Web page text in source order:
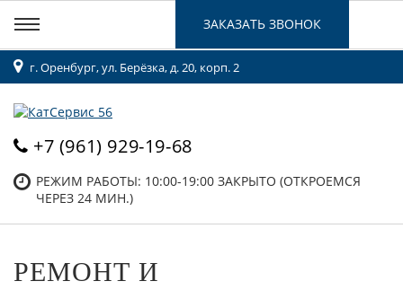
г. Оренбург, ул. Берёзка, д. 20, корп. 2
+7 (961) 929-19-68
РЕЖИМ РАБОТЫ: 10:00-19:00 ЗАКРЫТО (ОТКРОЕМСЯ
ЧЕРЕЗ 24 МИН.)
ЗАКАЗАТЬ ЗВОНОК
РЕМОНТ И